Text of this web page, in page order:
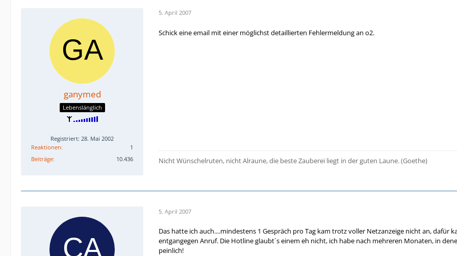
ganymed
Lebenslänglich
Registriert: 28. Mai 2002
Reaktionen
1
Beiträge
10.436
5. April 2007
Schick eine email mit einer möglichst detaillierten Fehlermeldung an o2.
Nicht Wünschelruten, nicht Alraune, die beste Zauberei liegt in der guten Laune. (Goethe)
5. April 2007
Das hatte ich auch....mindestens 1 Gespräch pro Tag kam trotz voller Netzanzeige nicht an, dafür
entgangegen Anruf. Die Hotline glaubt´s einem eh nicht, ich habe nach mehreren Monaten, in
peinlich!